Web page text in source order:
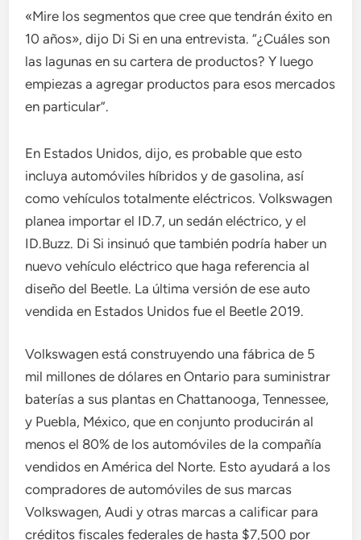
«Mire los segmentos que cree que tendrán éxito en
10 años», dijo Di Si en una entrevista. “¿Cuáles son
las lagunas en su cartera de productos? Y luego
empiezas a agregar productos para esos mercados
en particular”.
En Estados Unidos, dijo, es probable que esto
incluya automóviles híbridos y de gasolina, así
como vehículos totalmente eléctricos. Volkswagen
planea importar el ID.7, un sedán eléctrico, y el
ID.Buzz. Di Si insinuó que también podría haber un
nuevo vehículo eléctrico que haga referencia al
diseño del Beetle. La última versión de ese auto
vendida en Estados Unidos fue el Beetle 2019.
Volkswagen está construyendo una fábrica de 5
mil millones de dólares en Ontario para suministrar
baterías a sus plantas en Chattanooga, Tennessee,
y Puebla, México, que en conjunto producirán al
menos el 80% de los automóviles de la compañía
vendidos en América del Norte. Esto ayudará a los
compradores de automóviles de sus marcas
Volkswagen, Audi y otras marcas a calificar para
créditos fiscales federales de hasta $7,500 por